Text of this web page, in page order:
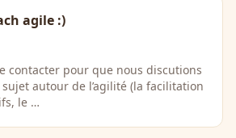
agile :)
contacter pour que nous discutions
autour de l’agilité (la facilitation
le …